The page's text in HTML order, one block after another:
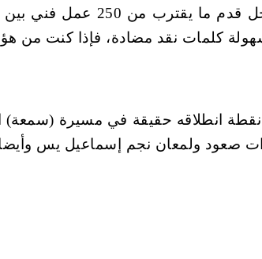
بالتأكيد نقد أحد أعلام
كلمات نقد مضادة، فإذا كنت من
صعود ولمعان نجم إسماعيل يس